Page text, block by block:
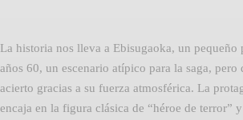
La historia nos lleva a Ebisugaoka, un pequeño
años 60, un escenario atípico para la saga, pero
acierto gracias a su fuerza atmosférica. La
encaja en la figura clásica de “héroe de terror”